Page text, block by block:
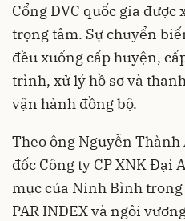
Cổng DVC quốc gia
trọng tâm. Sự chuyển
đều xuống cấp huyện,
trình, xử lý hồ sơ và
vận hành đồng bộ.
Theo ông Nguyễn Thành
đốc Công ty CP XNK Đại
mục của Ninh Bình
PAR INDEX và ngôi